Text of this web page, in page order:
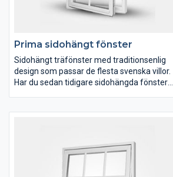
Prima sidohängt fönster
Sidohängt träfönster med traditionsenlig
design som passar de flesta svenska villor.
Har du sedan tidigare sidohängda fönster
är gjorda av prima furuvirke från skogarna
där virket växer lagom fort för att kvaliteten
ska bli som bäst.